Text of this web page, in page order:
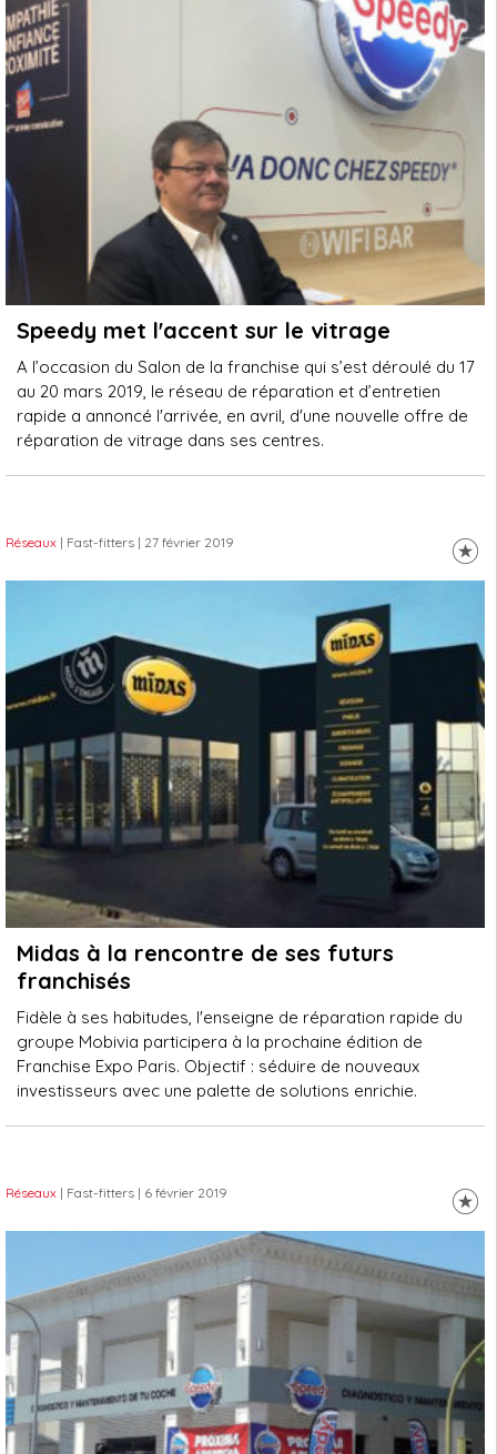
Speedy met l'accent sur le vitrage
A l’occasion du Salon de la franchise qui s’est déroulé du 17
au 20 mars 2019, le réseau de réparation et d’entretien
rapide a annoncé l'arrivée, en avril, d'une nouvelle offre de
réparation de vitrage dans ses centres.
Réseaux | Fast-fitters | 27 février 2019
Midas à la rencontre de ses futurs
franchisés
Fidèle à ses habitudes, l'enseigne de réparation rapide du
groupe Mobivia participera à la prochaine édition de
Franchise Expo Paris. Objectif : séduire de nouveaux
investisseurs avec une palette de solutions enrichie.
Réseaux | Fast-fitters | 6 février 2019